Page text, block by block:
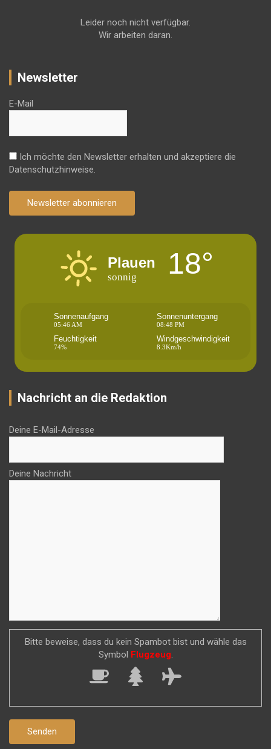
Leider noch nicht verfügbar.
Wir arbeiten daran.
Newsletter
E-Mail
Ich möchte den Newsletter erhalten und akzeptiere die
Datenschutzhinweise.
Newsletter abonnieren
Plauen
sonnig 18°
Sonnenaufgang
05:46 AM
Sonnenuntergang
08:48 PM
Feuchtigkeit
74%
Windgeschwindigkeit
8.3Km/h
Nachricht an die Redaktion
Deine E-Mail-Adresse
Deine Nachricht
Bitte beweise, dass du kein Spambot bist und wähle das
Symbol
Flugzeug.